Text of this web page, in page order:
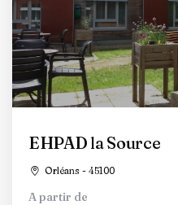
EHPAD la Source
Orléans - 45100
A partir de